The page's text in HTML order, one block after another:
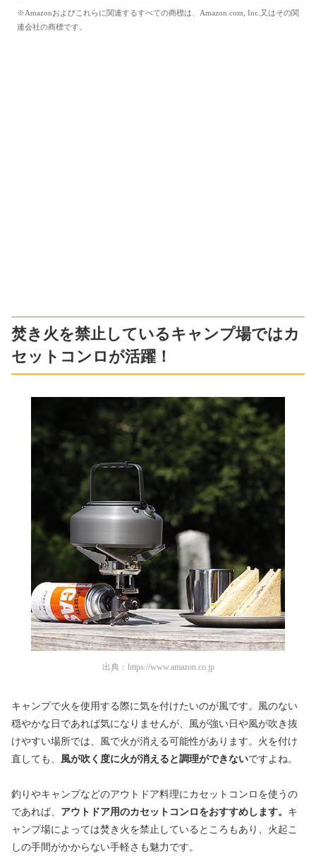
※Amazonおよびこれらに関連するすべての商標は、Amazon.com, Inc.又はその関
連会社の商標です。
焚き火を禁止しているキャンプ場ではカ
セットコンロが活躍！
出典： https://www.amazon.co.jp
キャンプで火を使用する際に気を付けたいのが風です。風のない
穏やかな日であれば気になりませんが、風が強い日や風が吹き抜
けやすい場所では、風で火が消える可能性があります。火を付け
直しても、 風が吹く度に火が消えると調理ができないですよね。
釣りやキャンプなどのアウトドア料理にカセットコンロを使うの
であれば、 アウトドア用のカセットコンロをおすすめします。 キ
ャンプ場によっては焚き火を禁止しているところもあり、火起こ
しの手間がかからない手軽さも魅力です。